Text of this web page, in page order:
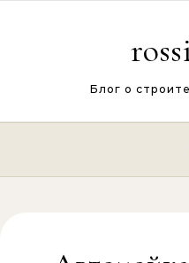
Блог о